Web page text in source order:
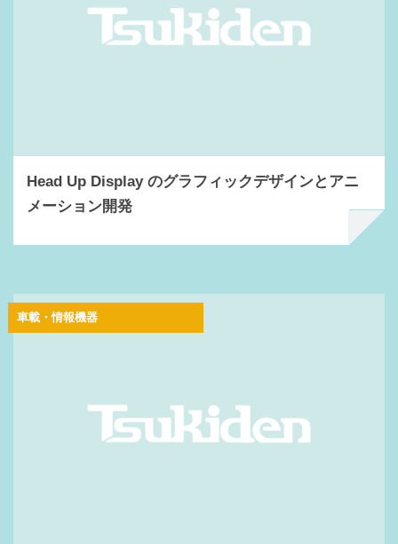
Head Up Display のグラフィックデザインとアニ
メーション開発
車載・情報機器